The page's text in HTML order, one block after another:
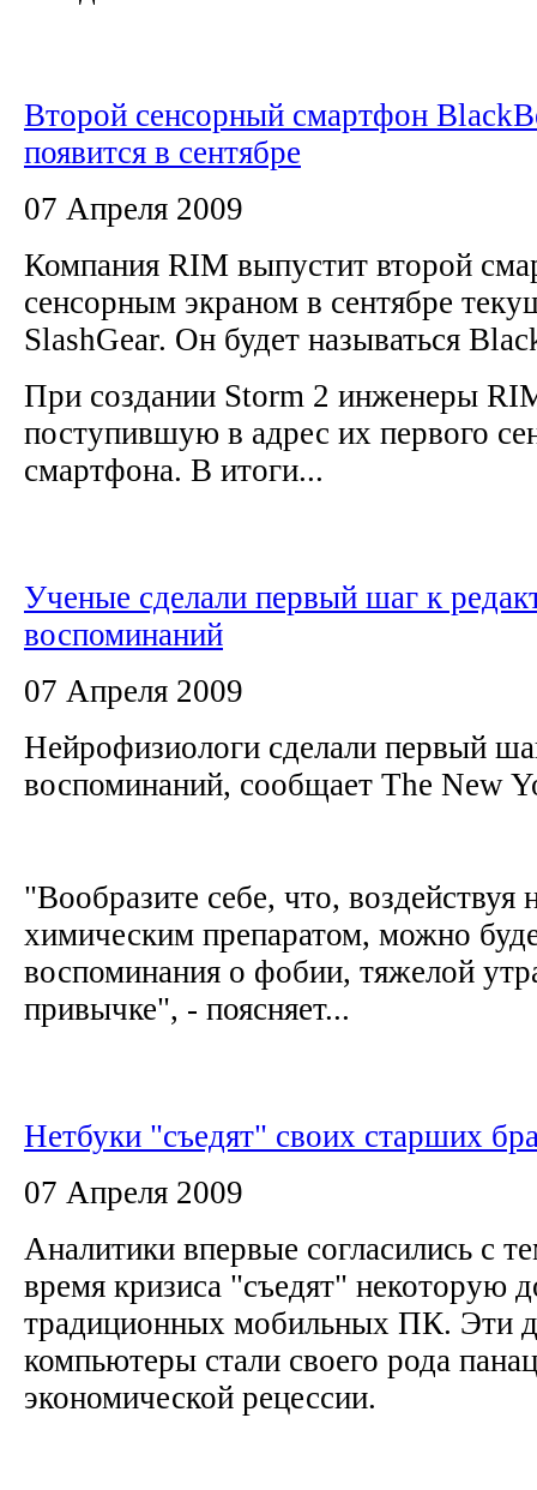
Второй сенсорный смартфон
появится в сентябре
07 Апреля 2009
Компания RIM выпустит второй
сенсорным экраном в сентябре
SlashGear. Он будет называться
При создании Storm 2 инженеры
поступившую в адрес их первого
смартфона. В итоги...
Ученые сделали первый шаг к
воспоминаний
07 Апреля 2009
Нейрофизиологи сделали первый
воспоминаний, сообщает The New
"Вообразите себе, что, воздействуя
химическим препаратом, можно
воспоминания о фобии, тяжелой
привычке", - поясняет...
Нетбуки "съедят" своих старших
07 Апреля 2009
Аналитики впервые согласились с
время кризиса "съедят" некоторую
традиционных мобильных ПК. Эти
компьютеры стали своего рода
экономической рецессии.